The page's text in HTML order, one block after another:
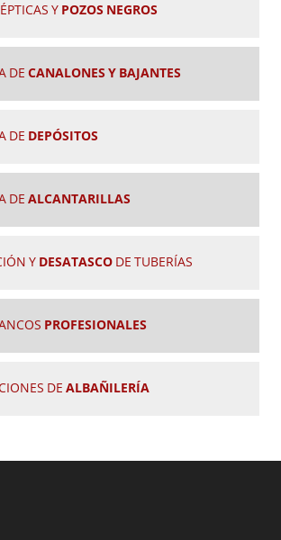
Y POZOS NEGROS
DECANALONES Y BAJANTES
DE DEPÓSITOS
DEALCANTARILLAS
Y DESATASCO DE TUBERÍAS
PROFESIONALES
DEALBAÑILERÍA